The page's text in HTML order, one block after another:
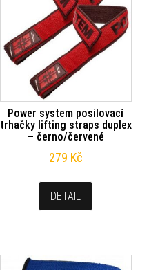
Power system posilovací
trhačky lifting straps duplex
– černo/červené
279 Kč
DETAIL